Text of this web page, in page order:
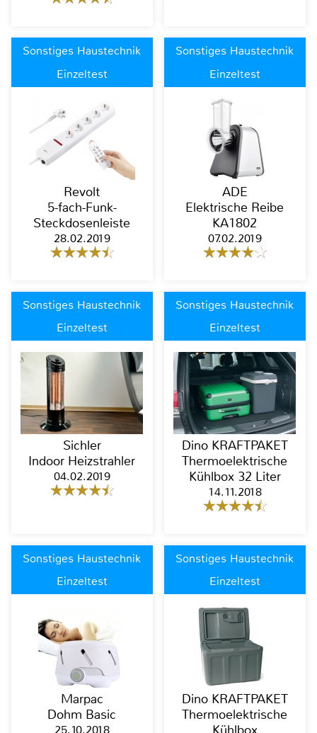
Sonstiges Haustechnik
Einzeltest
Revolt
5-fach-Funk-
Steckdosenleiste
28.02.2019
Sonstiges Haustechnik
Einzeltest
ADE
Elektrische Reibe
KA1802
07.02.2019
Sonstiges Haustechnik
Einzeltest
Sichler
Indoor Heizstrahler
04.02.2019
Sonstiges Haustechnik
Einzeltest
Dino KRAFTPAKET
Thermoelektrische
Kühlbox 32 Liter
14.11.2018
Sonstiges Haustechnik
Einzeltest
Marpac
Dohm Basic
25.10.2018
Sonstiges Haustechnik
Einzeltest
Dino KRAFTPAKET
Thermoelektrische